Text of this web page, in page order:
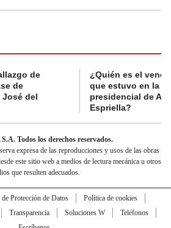
de
de
del
¿Quién es el
que estuvo en la
presidencial de
Espriella?
Todos los derechos reservados.
expresa de las reproducciones y usos de las obras
este sitio web a medios de lectura mecánica u otros
que resulten adecuados.
Protección de Datos
Política de cookies
Transparencia Soluciones W
Teléfonos